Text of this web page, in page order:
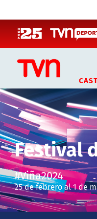
Festival
#Viña2024
25 de febrero al 1 de